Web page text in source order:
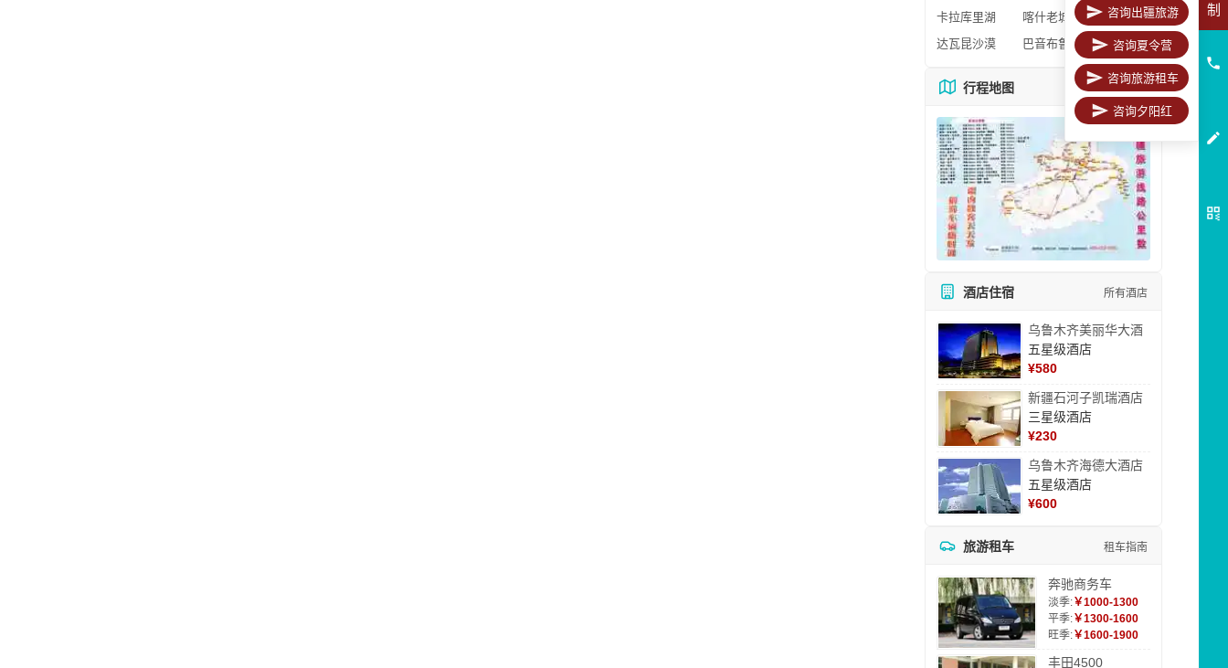
卡拉库里湖
喀什老城区
达瓦昆沙漠
巴音布鲁克
行程地图 更多地图
酒店住宿 所有酒店
乌鲁木齐美丽华大酒
五星级酒店
¥580
新疆石河子凯瑞酒店
三星级酒店
¥230
乌鲁木齐海德大酒店
五星级酒店
¥600
旅游租车 租车指南
奔驰商务车
淡季:￥1000-1300
平季:￥1300-1600
旺季:￥1600-1900
丰田4500
制
咨询出疆旅游
咨询夏令营
咨询旅游租车
咨询夕阳红